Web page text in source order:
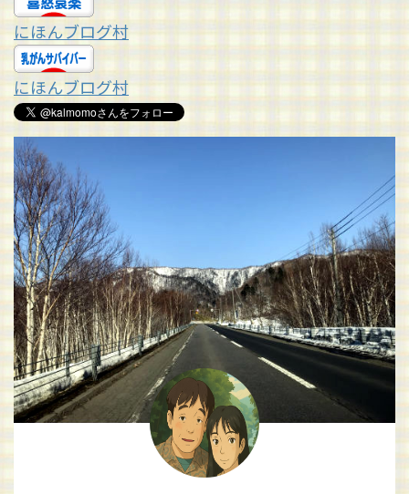
にほんブログ村
にほんブログ村